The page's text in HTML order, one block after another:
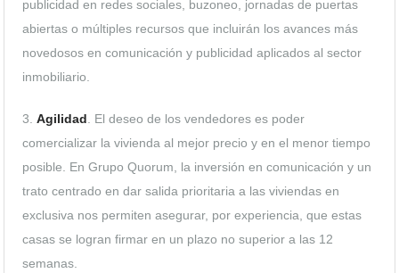
publicidad en redes sociales, buzoneo, jornadas de puertas
abiertas o múltiples recursos que incluirán los avances más
novedosos en comunicación y publicidad aplicados al sector
inmobiliario.
3. Agilidad . El deseo de los vendedores es poder
comercializar la vivienda al mejor precio y en el menor tiempo
posible. En Grupo Quorum, la inversión en comunicación y un
trato centrado en dar salida prioritaria a las viviendas en
exclusiva nos permiten asegurar, por experiencia, que estas
casas se logran firmar en un plazo no superior a las 12
semanas.